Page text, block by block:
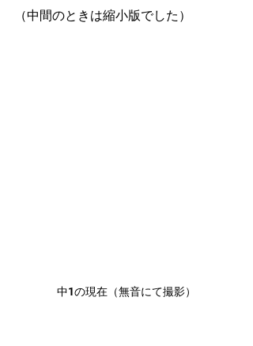
（中間のときは縮小版でした）
中1の現在（無音にて撮影）